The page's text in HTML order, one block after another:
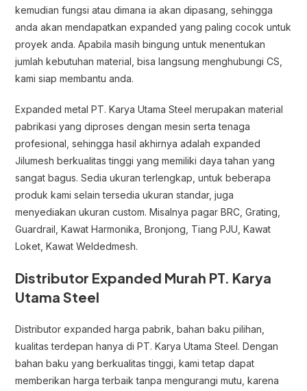
kemudian fungsi atau dimana ia akan dipasang, sehingga
anda akan mendapatkan expanded yang paling cocok untuk
proyek anda. Apabila masih bingung untuk menentukan
jumlah kebutuhan material, bisa langsung menghubungi CS,
kami siap membantu anda.
Expanded metal PT. Karya Utama Steel merupakan material
pabrikasi yang diproses dengan mesin serta tenaga
profesional, sehingga hasil akhirnya adalah expanded
Jilumesh berkualitas tinggi yang memiliki daya tahan yang
sangat bagus. Sedia ukuran terlengkap, untuk beberapa
produk kami selain tersedia ukuran standar, juga
menyediakan ukuran custom. Misalnya pagar BRC, Grating,
Guardrail, Kawat Harmonika, Bronjong, Tiang PJU, Kawat
Loket, Kawat Weldedmesh.
Distributor Expanded Murah PT. Karya
Utama Steel
Distributor expanded harga pabrik, bahan baku pilihan,
kualitas terdepan hanya di PT. Karya Utama Steel. Dengan
bahan baku yang berkualitas tinggi, kami tetap dapat
memberikan harga terbaik tanpa mengurangi mutu, karena